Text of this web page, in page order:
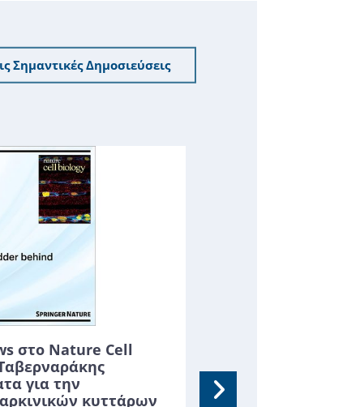
Σημαντικές Δημοσιεύσεις
στο Nature Cell
για την
κυττάρων
Το NEXT-FRET
στην